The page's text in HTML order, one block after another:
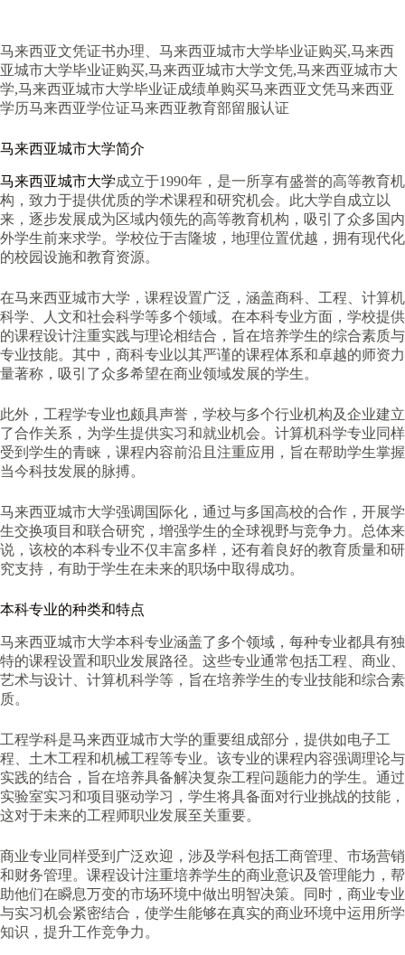
马来西亚文凭证书办理、马来西亚城市大学毕业证购买,马来西
亚城市大学毕业证购买,马来西亚城市大学文凭,马来西亚城市大
学,马来西亚城市大学毕业证成绩单购买马来西亚文凭马来西亚
学历马来西亚学位证马来西亚教育部留服认证
马来西亚城市大学简介
马来西亚城市大学成立于1990年，是一所享有盛誉的高等教育机
构，致力于提供优质的学术课程和研究机会。此大学自成立以
来，逐步发展成为区域内领先的高等教育机构，吸引了众多国内
外学生前来求学。学校位于吉隆坡，地理位置优越，拥有现代化
的校园设施和教育资源。
在马来西亚城市大学，课程设置广泛，涵盖商科、工程、计算机
科学、人文和社会科学等多个领域。在本科专业方面，学校提供
的课程设计注重实践与理论相结合，旨在培养学生的综合素质与
专业技能。其中，商科专业以其严谨的课程体系和卓越的师资力
量著称，吸引了众多希望在商业领域发展的学生。
此外，工程学专业也颇具声誉，学校与多个行业机构及企业建立
了合作关系，为学生提供实习和就业机会。计算机科学专业同样
受到学生的青睐，课程内容前沿且注重应用，旨在帮助学生掌握
当今科技发展的脉搏。
马来西亚城市大学强调国际化，通过与多国高校的合作，开展学
生交换项目和联合研究，增强学生的全球视野与竞争力。总体来
说，该校的本科专业不仅丰富多样，还有着良好的教育质量和研
究支持，有助于学生在未来的职场中取得成功。
本科专业的种类和特点
马来西亚城市大学本科专业涵盖了多个领域，每种专业都具有独
特的课程设置和职业发展路径。这些专业通常包括工程、商业、
艺术与设计、计算机科学等，旨在培养学生的专业技能和综合素
质。
工程学科是马来西亚城市大学的重要组成部分，提供如电子工
程、土木工程和机械工程等专业。该专业的课程内容强调理论与
实践的结合，旨在培养具备解决复杂工程问题能力的学生。通过
实验室实习和项目驱动学习，学生将具备面对行业挑战的技能，
这对于未来的工程师职业发展至关重要。
商业专业同样受到广泛欢迎，涉及学科包括工商管理、市场营销
和财务管理。课程设计注重培养学生的商业意识及管理能力，帮
助他们在瞬息万变的市场环境中做出明智决策。同时，商业专业
与实习机会紧密结合，使学生能够在真实的商业环境中运用所学
知识，提升工作竞争力。